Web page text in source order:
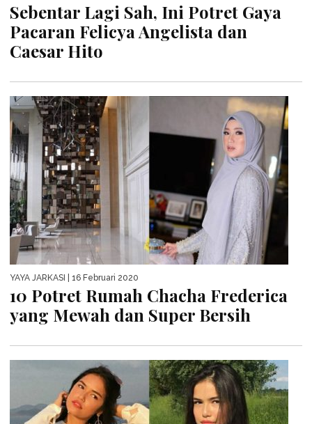
Sebentar Lagi Sah, Ini Potret Gaya
Pacaran Felicya Angelista dan
Caesar Hito
YAYA JARKASI | 16 Februari 2020
10 Potret Rumah Chacha Frederica
yang Mewah dan Super Bersih